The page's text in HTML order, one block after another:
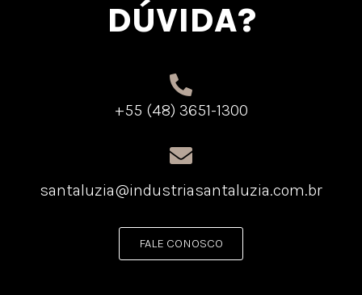
DÚVIDA?
+55 (48) 3651-1300
santaluzia@industriasantaluzia.com.br
FALE CONOSCO